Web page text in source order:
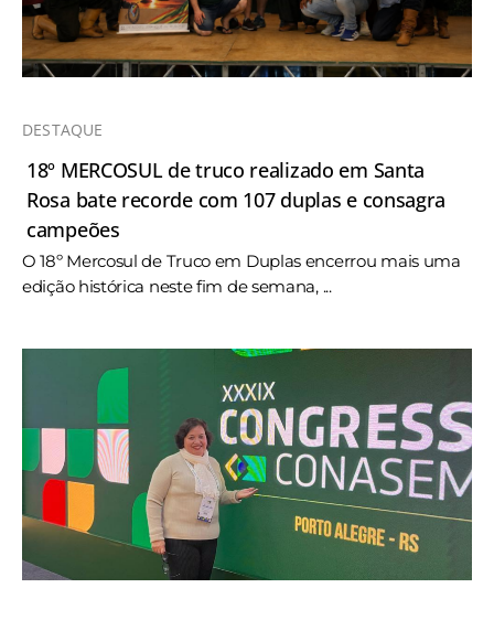
DESTAQUE
18º MERCOSUL de truco realizado em Santa
Rosa bate recorde com 107 duplas e consagra
campeões
O 18º Mercosul de Truco em Duplas encerrou mais uma
edição histórica neste fim de semana, ...